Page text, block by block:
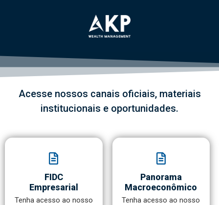
Acesse nossos canais oficiais, materiais
institucionais e oportunidades.
FIDC
Empresarial
Tenha acesso ao nosso
Panorama
Macroeconômico
Tenha acesso ao nosso